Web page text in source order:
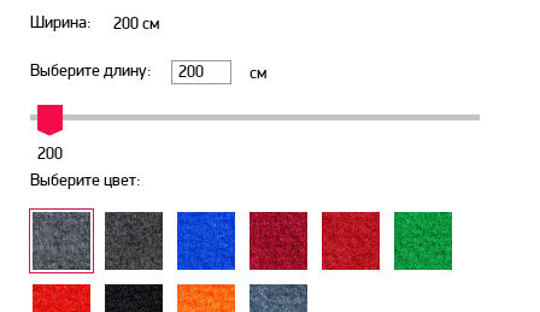
Ширина: 200см
Выберите длину: см
200
Выберите цвет: